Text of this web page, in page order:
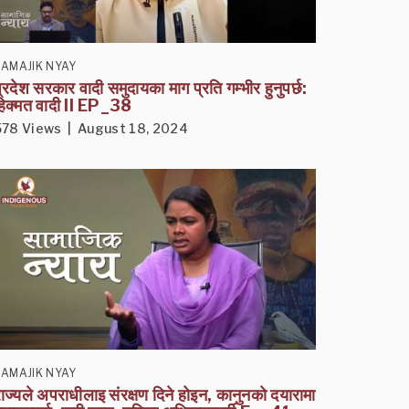
NYAY
सरकार वादी समुदायका माग प्रति गम्भीर हुनुपर्छ:
वादी II EP_38
Views | August 18, 2024
NYAY
अपराधीलाइ संरक्षण दिने होइन, कानुनको दयारामा